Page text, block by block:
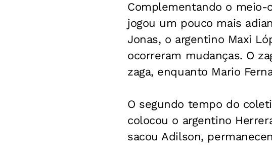
Complementando o meio-
jogou um pouco mais
Jonas, o argentino Maxi
ocorreram mudanças. O
zaga, enquanto Mario
O segundo tempo do
colocou o argentino
sacou Adilson,